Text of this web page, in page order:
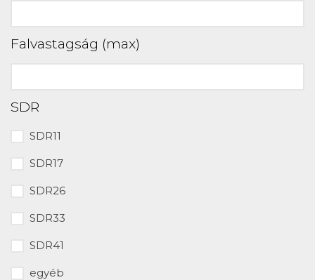
Falvastagság (max)
SDR
SDR11
SDR17
SDR26
SDR33
SDR41
egyéb